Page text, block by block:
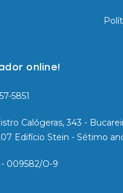
online!
5851
Calógeras, 343 -
Edifício Stein - Sétimo
- 009582/O-9